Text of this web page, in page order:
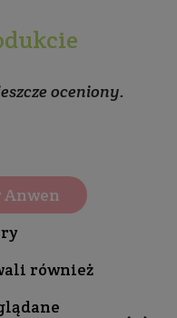
oceniony.
również